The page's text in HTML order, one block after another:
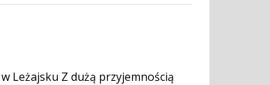
Leżajsku Z dużą przyjemnością